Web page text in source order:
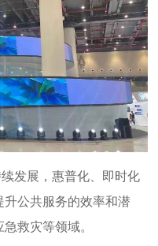
发展，惠普化、即时化
升公共服务的效率和潜
救灾等领域。